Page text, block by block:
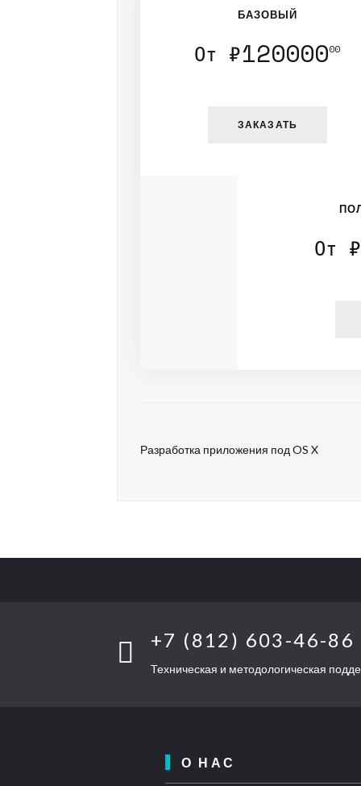
БАЗОВЫЙ
От ₽12000000
ЗАКАЗАТЬ
От ₽
Разработка приложения под OS X
+7 (812) 603-46-86
Техническая и методологическая
О НАС